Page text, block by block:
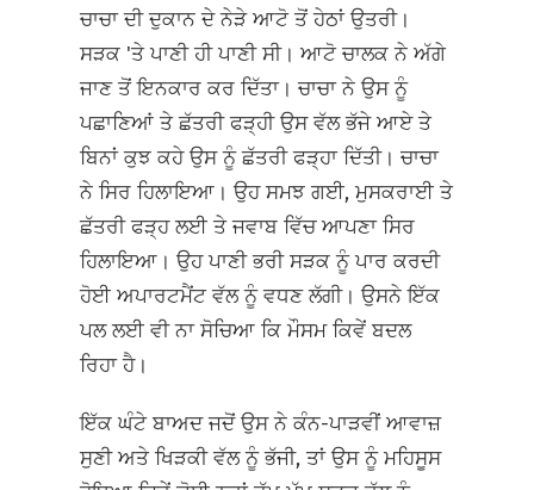
ਚਾਚਾ ਦੀ ਦੁਕਾਨ ਦੇ ਨੇੜੇ ਆਟੋ ਤੋਂ ਹੇਠਾਂ ਉਤਰੀ।
ਸੜਕ 'ਤੇ ਪਾਣੀ ਹੀ ਪਾਣੀ ਸੀ। ਆਟੋ ਚਾਲਕ ਨੇ ਅੱਗੇ
ਜਾਣ ਤੋਂ ਇਨਕਾਰ ਕਰ ਦਿੱਤਾ। ਚਾਚਾ ਨੇ ਉਸ ਨੂੰ
ਪਛਾਣਿਆਂ ਤੇ ਛੱਤਰੀ ਫੜ੍ਹੀ ਉਸ ਵੱਲ ਭੱਜੇ ਆਏ ਤੇ
ਬਿਨਾਂ ਕੁਝ ਕਹੇ ਉਸ ਨੂੰ ਛੱਤਰੀ ਫੜ੍ਹਾ ਦਿੱਤੀ। ਚਾਚਾ
ਨੇ ਸਿਰ ਹਿਲਾਇਆ। ਉਹ ਸਮਝ ਗਈ, ਮੁਸਕਰਾਈ ਤੇ
ਛੱਤਰੀ ਫੜ੍ਹ ਲਈ ਤੇ ਜਵਾਬ ਵਿੱਚ ਆਪਣਾ ਸਿਰ
ਹਿਲਾਇਆ। ਉਹ ਪਾਣੀ ਭਰੀ ਸੜਕ ਨੂੰ ਪਾਰ ਕਰਦੀ
ਹੋਈ ਅਪਾਰਟਮੈਂਟ ਵੱਲ ਨੂੰ ਵਧਣ ਲੱਗੀ। ਉਸਨੇ ਇੱਕ
ਪਲ ਲਈ ਵੀ ਨਾ ਸੋਚਿਆ ਕਿ ਮੌਸਮ ਕਿਵੇਂ ਬਦਲ
ਰਿਹਾ ਹੈ।
ਇੱਕ ਘੰਟੇ ਬਾਅਦ ਜਦੋਂ ਉਸ ਨੇ ਕੰਨ-ਪਾੜਵੀਂ ਆਵਾਜ਼
ਸੁਣੀ ਅਤੇ ਖਿੜਕੀ ਵੱਲ ਨੂੰ ਭੱਜੀ, ਤਾਂ ਉਸ ਨੂੰ ਮਹਿਸੂਸ